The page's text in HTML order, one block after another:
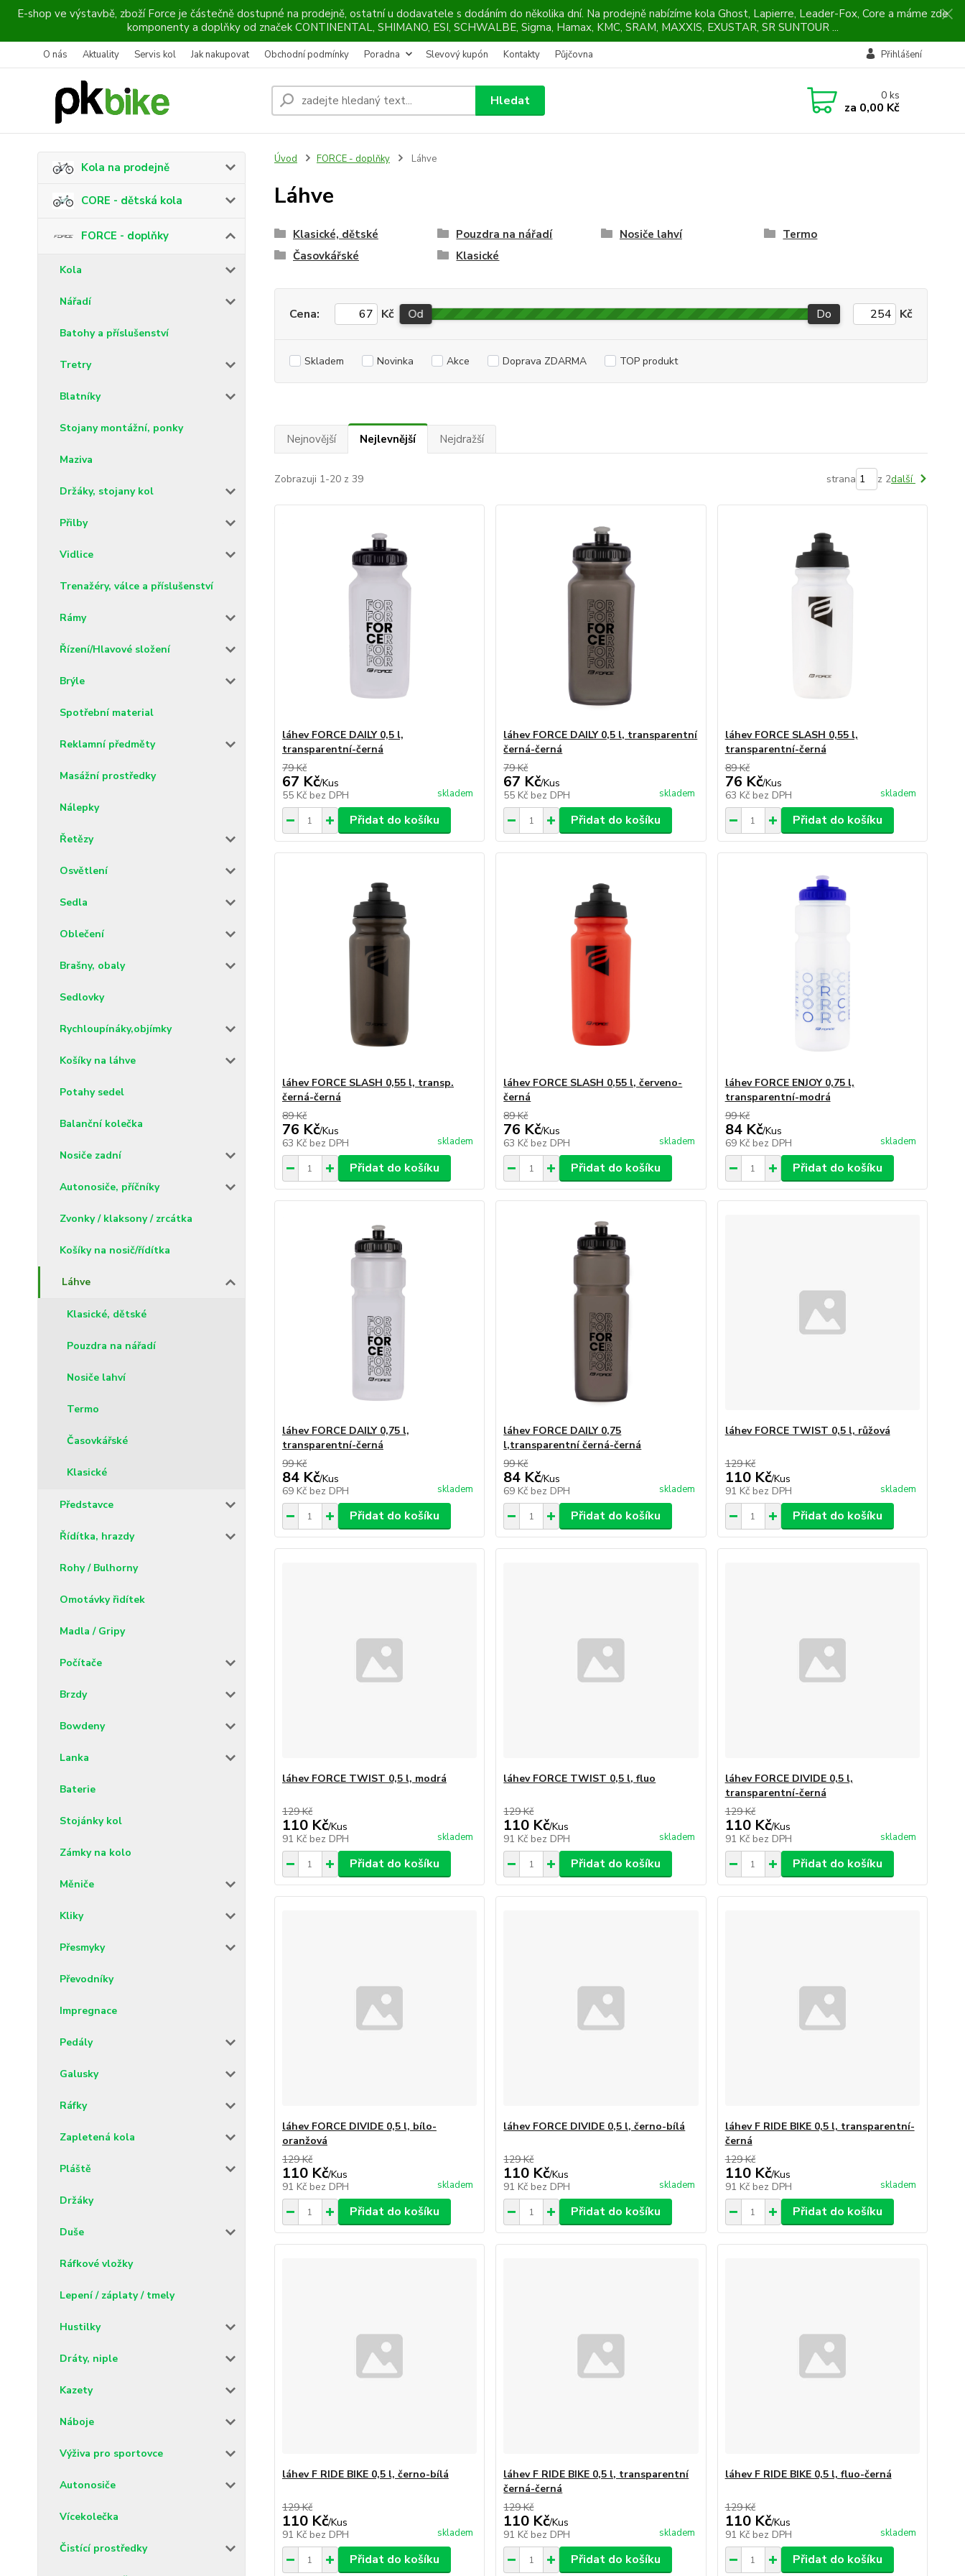
E-shop ve výstavbě, zboží Force je částečně dostupné na prodejně, ostatní u dodavatele s dodáním do několika dní. Na prodejně nabízíme kola Ghost, Lapierre, Leader-Fox, Core a máme zde
komponenty a doplňky od značek CONTINENTAL, SHIMANO, ESI, SCHWALBE, Sigma, Hamax, KMC, SRAM, MAXXIS, EXUSTAR, SR SUNTOUR ...
O nás Aktuality Servis kol Jak nakupovat Obchodní podmínky Poradna Slevový kupón Kontakty Půjčovna Přihlášení
Hledat 0ks
za 0,00 Kč
Kola na prodejně
CORE - dětská kola
FORCE - doplňky
Kola
Nářadí
Batohy a příslušenství
Tretry
Blatníky
Stojany montážní, ponky
Maziva
Držáky, stojany kol
Přilby
Vidlice
Trenažéry, válce a příslušenství
Rámy
Řízení/Hlavové složení
Brýle
Spotřební material
Reklamní předměty
Masážní prostředky
Nálepky
Řetězy
Osvětlení
Sedla
Oblečení
Brašny, obaly
Sedlovky
Rychloupínáky,objímky
Košíky na láhve
Potahy sedel
Balanční kolečka
Nosiče zadní
Autonosiče, příčníky
Zvonky / klaksony / zrcátka
Košíky na nosič/řídítka
Láhve
Klasické, dětské
Pouzdra na nářadí
Nosiče lahví
Termo
Časovkářské
Klasické
Představce
Řídítka, hrazdy
Rohy / Bulhorny
Omotávky řidítek
Madla / Gripy
Počítače
Brzdy
Bowdeny
Lanka
Baterie
Stojánky kol
Zámky na kolo
Měniče
Kliky
Přesmyky
Převodníky
Impregnace
Pedály
Galusky
Ráfky
Zapletená kola
Pláště
Držáky
Duše
Ráfkové vložky
Lepení / záplaty / tmely
Hustilky
Dráty, niple
Kazety
Náboje
Výživa pro sportovce
Autonosiče
Vícekolečka
Čistící prostředky
Úvod FORCE - doplňky Láhve
Láhve
Klasické, dětské Pouzdra na nářadí Nosiče lahví
Termo
Časovkářské
Klasické
Cena: Kč Od Do Kč
Skladem Novinka Akce Doprava ZDARMA TOP produkt
Nejnovější Nejlevnější Nejdražší
Zobrazuji 1-20 z 39 strana z 2další
láhev FORCE DAILY 0,5 l,
transparentní-černá
79 Kč
67 Kč/Kus
55 Kč bez DPH skladem
Přidat do košíku
láhev FORCE DAILY 0,5 l, transparentní
černá-černá
79 Kč
67 Kč/Kus
55 Kč bez DPH skladem
Přidat do košíku
láhev FORCE SLASH 0,55 l,
transparentní-černá
89 Kč
76 Kč/Kus
63 Kč bez DPH skladem
Přidat do košíku
láhev FORCE SLASH 0,55 l, transp.
černá-černá
89 Kč
76 Kč/Kus
63 Kč bez DPH skladem
Přidat do košíku
láhev FORCE SLASH 0,55 l, červeno-
černá
89 Kč
76 Kč/Kus
63 Kč bez DPH skladem
Přidat do košíku
láhev FORCE ENJOY 0,75 l,
transparentní-modrá
99 Kč
84 Kč/Kus
69 Kč bez DPH skladem
Přidat do košíku
láhev FORCE DAILY 0,75 l,
transparentní-černá
99 Kč
84 Kč/Kus
69 Kč bez DPH skladem
Přidat do košíku
láhev FORCE DAILY 0,75
l,transparentní černá-černá
99 Kč
84 Kč/Kus
69 Kč bez DPH skladem
Přidat do košíku
láhev FORCE TWIST 0,5 l, růžová
129 Kč
110 Kč/Kus
91 Kč bez DPH skladem
Přidat do košíku
láhev FORCE TWIST 0,5 l, modrá
129 Kč
110 Kč/Kus
91 Kč bez DPH skladem
Přidat do košíku
láhev FORCE TWIST 0,5 l, fluo
129 Kč
110 Kč/Kus
91 Kč bez DPH skladem
Přidat do košíku
láhev FORCE DIVIDE 0,5 l,
transparentní-černá
129 Kč
110 Kč/Kus
91 Kč bez DPH skladem
Přidat do košíku
láhev FORCE DIVIDE 0,5 l, bílo-
oranžová
129 Kč
110 Kč/Kus
91 Kč bez DPH skladem
Přidat do košíku
láhev FORCE DIVIDE 0,5 l, černo-bílá
129 Kč
110 Kč/Kus
91 Kč bez DPH skladem
Přidat do košíku
láhev F RIDE BIKE 0,5 l, transparentní-
černá
129 Kč
110 Kč/Kus
91 Kč bez DPH skladem
Přidat do košíku
láhev F RIDE BIKE 0,5 l, černo-bílá
129 Kč
110 Kč/Kus
91 Kč bez DPH skladem
Přidat do košíku
láhev F RIDE BIKE 0,5 l, transparentní
černá-černá
129 Kč
110 Kč/Kus
91 Kč bez DPH skladem
Přidat do košíku
láhev F RIDE BIKE 0,5 l, fluo-černá
129 Kč
110 Kč/Kus
91 Kč bez DPH skladem
Přidat do košíku